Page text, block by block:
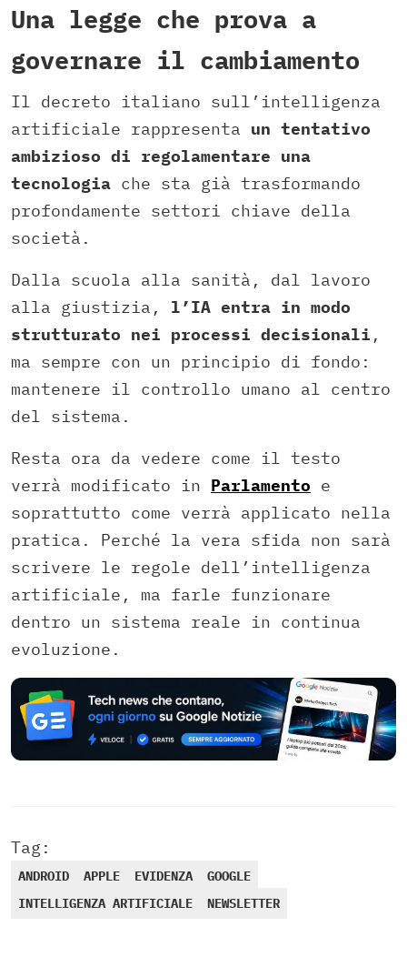
Una legge che prova a
governare il cambiamento
Il decreto italiano sull’intelligenza
artificiale rappresenta un tentativo
ambizioso di regolamentare una
tecnologia che sta già trasformando
profondamente settori chiave della
società.
Dalla scuola alla sanità, dal lavoro
alla giustizia, l’IA entra in modo
strutturato nei processi decisionali ,
ma sempre con un principio di fondo:
mantenere il controllo umano al centro
del sistema.
Resta ora da vedere come il testo
verrà modificato in Parlamento e
soprattutto come verrà applicato nella
pratica. Perché la vera sfida non sarà
scrivere le regole dell’intelligenza
artificiale, ma farle funzionare
dentro un sistema reale in continua
evoluzione.
Tag:
ANDROID APPLE EVIDENZA
GOOGLE
INTELLIGENZA ARTIFICIALE
NEWSLETTER